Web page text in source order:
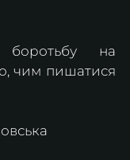
на
чим пишатися